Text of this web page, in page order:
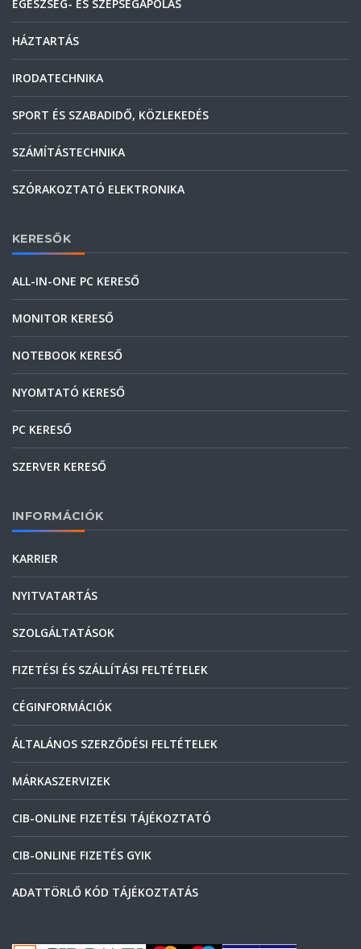
EGÉSZSÉG- ÉS SZÉPSÉGÁPOLÁS
HÁZTARTÁS
IRODATECHNIKA
SPORT ÉS SZABADIDŐ, KÖZLEKEDÉS
SZÁMÍTÁSTECHNIKA
SZÓRAKOZTATÓ ELEKTRONIKA
KERESŐK
ALL-IN-ONE PC KERESŐ
MONITOR KERESŐ
NOTEBOOK KERESŐ
NYOMTATÓ KERESŐ
PC KERESŐ
SZERVER KERESŐ
INFORMÁCIÓK
KARRIER
NYITVATARTÁS
SZOLGÁLTATÁSOK
FIZETÉSI ÉS SZÁLLÍTÁSI FELTÉTELEK
CÉGINFORMÁCIÓK
ÁLTALÁNOS SZERZŐDÉSI FELTÉTELEK
MÁRKASZERVIZEK
CIB-ONLINE FIZETÉSI TÁJÉKOZTATÓ
CIB-ONLINE FIZETÉS GYIK
ADATTÖRLŐ KÓD TÁJÉKOZTATÁS